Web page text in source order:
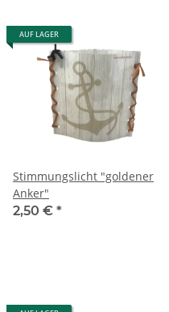
AUF LAGER
Stimmungslicht "goldener
Anker"
2,50 € *